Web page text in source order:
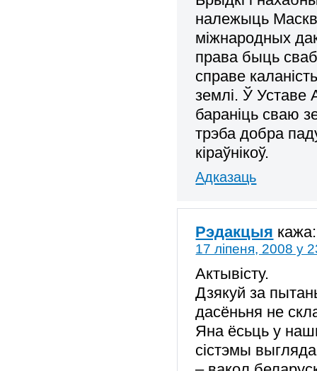
належыць
міжнародных
права быць
справе
землі. Ў
бараніць сваю
трэба добра
кіраўнікоў.
Адказаць
Рэдакцыя кажа:
17 ліпеня, 2008 у
Актывісту.
Дзякуй за
дасёньня не
Яна ёсьць у
сістэмы